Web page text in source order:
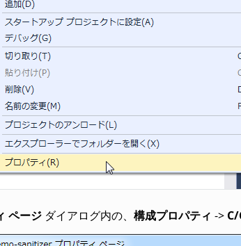
ページダイアログ内の、 構成プロパティ -> C/